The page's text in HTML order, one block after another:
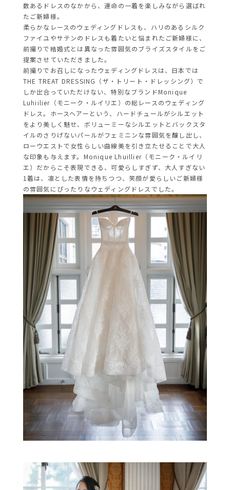
数あるドレスのなかから、運命の一着を楽しみながら選ばれ
たご新婦様。
柔らかなレースのウェディングドレスも、ハリのあるシルク
ファイユやサテンのドレスも着たいと悩まれたご新婦様に、
前撮りで結婚式とは異なった雰囲気のブライズスタイルをご
提案させていただきました。
前撮りでお召しになったウェディングドレスは、日本では
THE TREAT DRESSING（ザ・トリート・ドレッシング）で
しか出合っていただけない、特別なブランドMonique
Luhiilier（モニーク・ルイリエ）の総レースのウェディング
ドレス。ホースヘアーという、ハードチュールがシルエット
をより美しく魅せ、ボリューミーなシルエットとバックスタ
イルのさりげないパールがフェミニンな雰囲気を醸し出し、
ローウエストで女性らしい曲線美を引き立たせることで大人
な印象も与えます。Monique Lhuillier（モニーク・ルイリ
エ）だからこそ表現できる、可愛らしすぎず、大人すぎない
1着は、凛とした表情を持ちつつ、笑顔が愛らしいご新婦様
の雰囲気にぴったりなウェディングドレスでした。